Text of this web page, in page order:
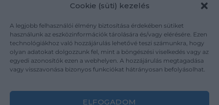
Cookie (süti) kezelés
A legjobb felhasználói élmény biztosítása érdekében sütiket
használunk az eszközinformációk tárolására és/vagy elérésére. Ezen
technológiákhoz való hozzájárulás lehetővé teszi számunkra, hogy
olyan adatokat dolgozzunk fel, mint a böngészési viselkedés vagy az
egyedi azonosítók ezen a webhelyen. A hozzájárulás megtagadása
vagy visszavonása bizonyos funkciókat hátrányosan befolyásolhat.
ELFOGADOM
mutargy.com/adatkezelesi-tajekoztato/
Rólunk
Médiaajánlat
Karrier
Kapcsolat
Áraink
ÁSZF
Adatvédelem
Impresszum
Kövesse a műtárgy.com-ot